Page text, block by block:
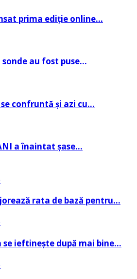
prima ediție online…
sonde au fost puse…
confruntă și azi cu…
a înaintat șase…
rata de bază pentru…
ieftinește după mai bine…